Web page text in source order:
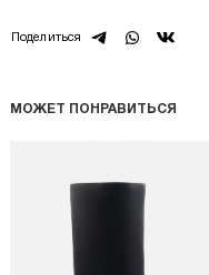
Поделиться telegramwhatsapp
vk
МОЖЕТ ПОНРАВИТЬСЯ